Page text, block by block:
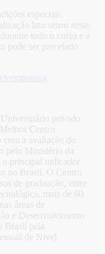
especiais.
latu sensu neste
todo o curso e a
pode ser parcelado
vemprauna
privado
Centro
a avaliação do
pelo Ministério da
principal indicador
no Brasil. O Centro
de graduação, entre
mais de 60
áreas de
e Desenvolvimento
Brasil pela
de Nível